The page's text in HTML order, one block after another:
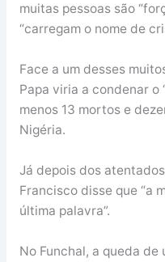
muitas pessoas são
“carregam o nome de
Face a um desses
Papa viria a condenar o
menos 13 mortos e
Nigéria.
Já depois dos
Francisco disse que “a
última palavra”.
No Funchal, a queda